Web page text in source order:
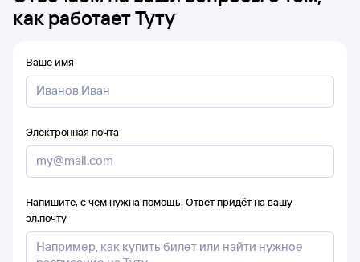
как работает Туту
Ваше имя
Электронная почта
Напишите, с чем нужна помощь. Ответ придёт на вашу
эл.почту